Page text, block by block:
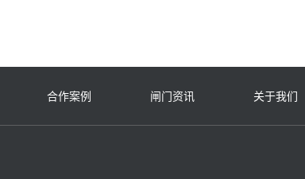
合作案例 闸门资讯 关于我们